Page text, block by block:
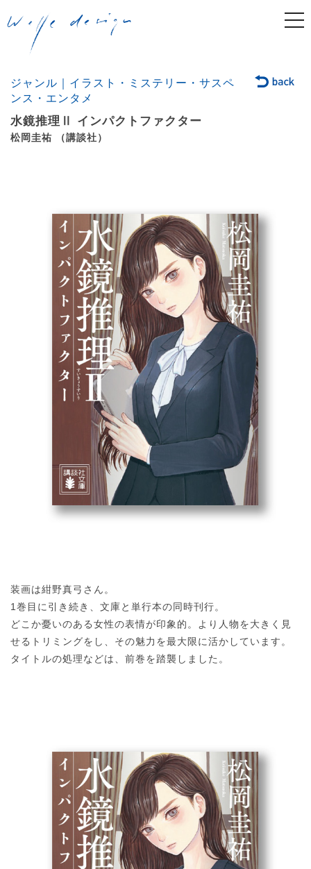
ジャンル｜イラスト・ミステリー・サスペ
ンス・エンタメ
水鏡推理Ⅱ インパクトファクター
松岡圭祐 （講談社）
装画は紺野真弓さん。
1巻目に引き続き、文庫と単行本の同時刊行。
どこか憂いのある女性の表情が印象的。より人物を大きく見
せるトリミングをし、その魅力を最大限に活かしています。
タイトルの処理などは、前巻を踏襲しました。